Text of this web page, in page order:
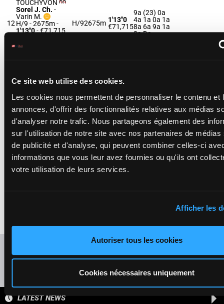
Ce site web utilise des cookies.
Les cookies nous permettent de personnaliser le contenu et
annonces, d'offrir des fonctionnalités relatives aux médias
d'analyser notre trafic. Nous partageons également des
sur l'utilisation de notre site avec nos partenaires de médias
de publicité et d'analyse, qui peuvent combiner celles-ci
informations que vous leur avez fournies ou qu'ils ont
votre utilisation de leurs services.
Afficher les
Autoriser tous les cookies
Cookies nécessaires uniquement
12
TOUCHYVON
Sorel J. Ch. -
Varin M.
H/9 - 2675m-
1'13"0- €71,715
0a 1a 8a 6a 9a
H/92675m 1'13"0
€71,715
9a (23) 0a
4a 1a 0a 1a
8a 6a 9a 1a
8a Da
13
ISABEY
Pacha N.
N.
H/8 - 2675m-
- €74,125
4a 1a (23) 8a 1a
8a 0a 4a 5a 2a
1a Da Da
H/82675m
1'13"9
€74,125
4a 1a (23)
4a 5a 2a 1a
INNOCENT DU
BOURG
Refresh odds
LATEST NEWS